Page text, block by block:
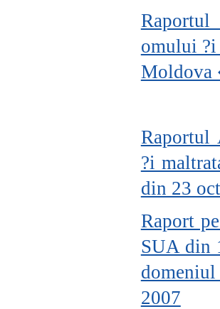
Raportul
omului
Raportul
?i
din 23
Raport
SUA din
2007